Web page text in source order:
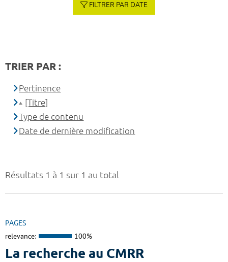
Résultats 1 à 1 sur 1 au total
PAGES
relevance: 100%
La recherche au CMRR
FILTRER PAR DATE
TRIER PAR :
Pertinence
[Titre]
Type de contenu
Date de dernière modification